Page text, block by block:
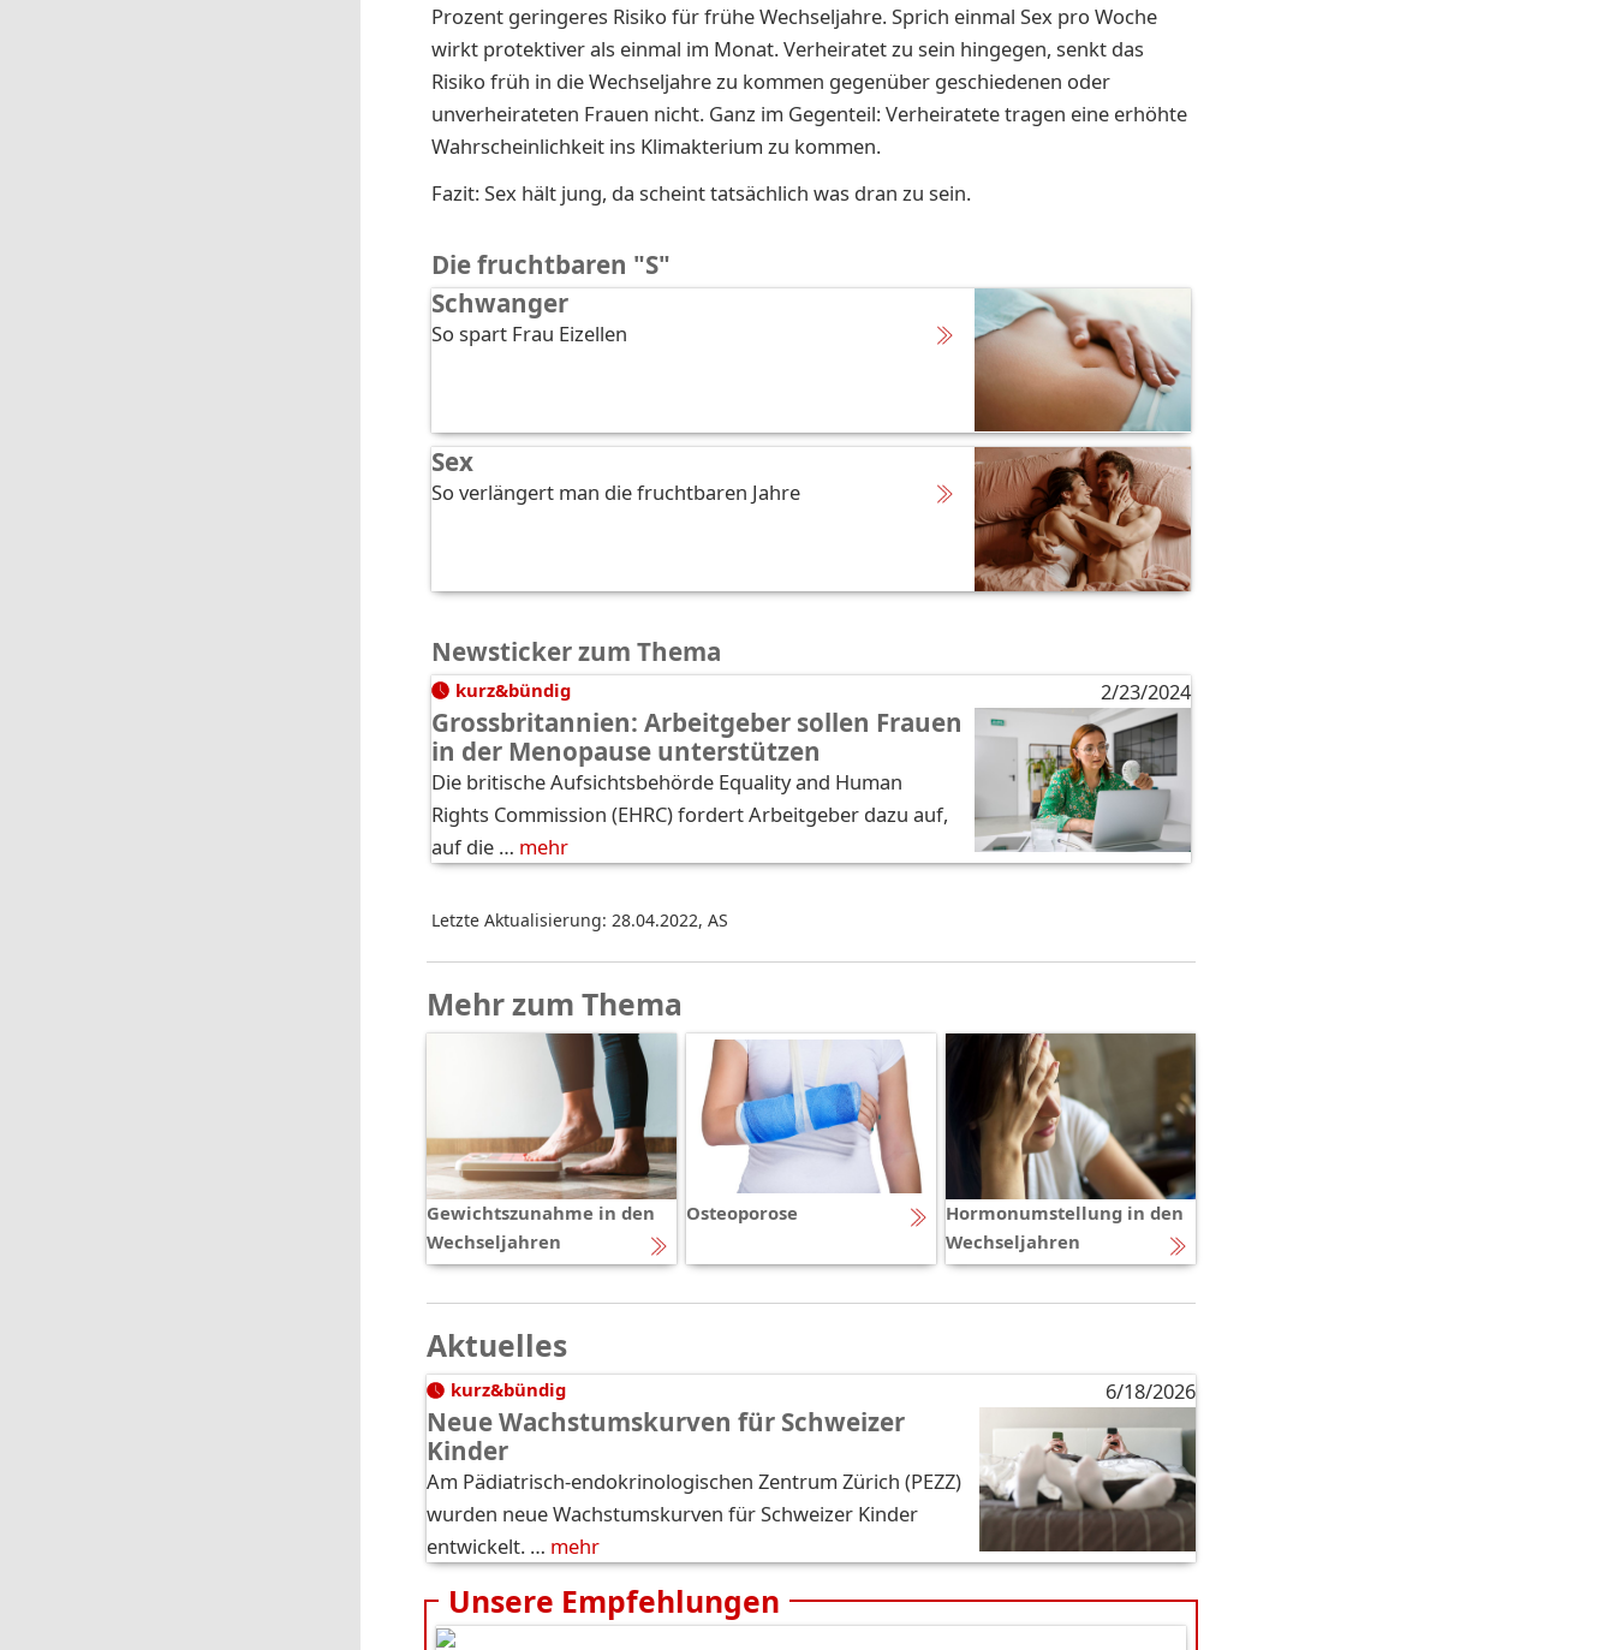
Prozent geringeres Risiko für frühe Wechseljahre. Sprich einmal Sex pro Woche
wirkt protektiver als einmal im Monat. Verheiratet zu sein hingegen, senkt das
Risiko früh in die Wechseljahre zu kommen gegenüber geschiedenen oder
unverheirateten Frauen nicht. Ganz im Gegenteil: Verheiratete tragen eine erhöhte
Wahrscheinlichkeit ins Klimakterium zu kommen.
Fazit: Sex hält jung, da scheint tatsächlich was dran zu sein.
Die fruchtbaren "S"
Schwanger
So spart Frau Eizellen
Sex
So verlängert man die fruchtbaren Jahre
Newsticker zum Thema
kurz&bündig 2/23/2024
Grossbritannien: Arbeitgeber sollen Frauen
in der Menopause unterstützen
Die britische Aufsichtsbehörde Equality and Human
Rights Commission (EHRC) fordert Arbeitgeber dazu auf,
auf die … mehr
Letzte Aktualisierung: 28.04.2022, AS
Mehr zum Thema
Gewichtszunahme in den
Wechseljahren
Osteoporose
Hormonumstellung in den
Wechseljahren
Aktuelles
kurz&bündig 6/18/2026
Neue Wachstumskurven für Schweizer
Kinder
Am Pädiatrisch-endokrinologischen Zentrum Zürich (PEZZ)
wurden neue Wachstumskurven für Schweizer Kinder
entwickelt. … mehr
Unsere Empfehlungen